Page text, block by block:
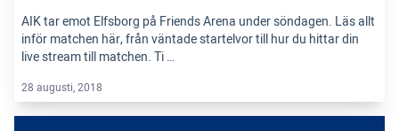
AIK tar emot Elfsborg på Friends Arena under söndagen. Läs allt
inför matchen här, från väntade startelvor till hur du hittar din
live stream till matchen. Ti …
28 augusti, 2018